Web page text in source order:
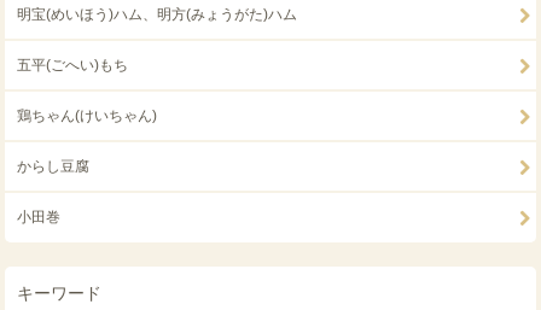
明宝(めいほう)ハム、明方(みょうがた)ハム
五平(ごへい)もち
鶏ちゃん(けいちゃん)
からし豆腐
小田巻
キーワード